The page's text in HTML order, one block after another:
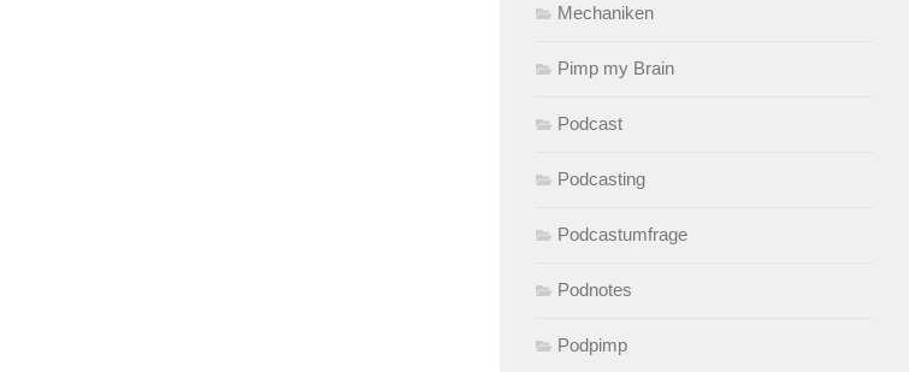
Mechaniken
Pimp my Brain
Podcast
Podcasting
Podcastumfrage
Podnotes
Podpimp